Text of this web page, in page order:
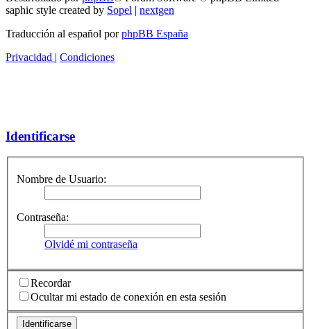
saphic style created by Sopel | nextgen
Traducción al español porphpBB España
Privacidad | Condiciones
Identificarse
Nombre de Usuario:
Contraseña:
Olvidé mi contraseña
Recordar
Ocultar mi estado de conexión en esta sesión